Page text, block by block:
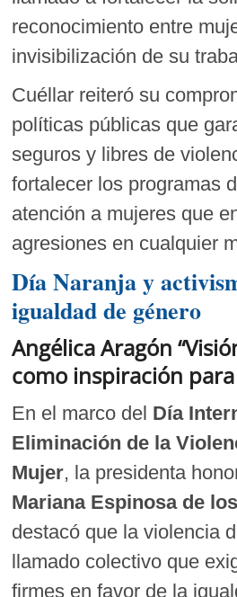
reconocimiento entre
invisibilización de su
Cuéllar reiteró su
políticas públicas que
seguros y libres de
fortalecer los programas
atención a mujeres que
agresiones en cualquier
Día Naranja y
igualdad de género
Angélica Aragón
como inspiración
En el marco del Día
Eliminación de la
Mujer, la presidenta
Mariana Espinosa de
destacó que la violencia
llamado colectivo que
firmes en favor de la